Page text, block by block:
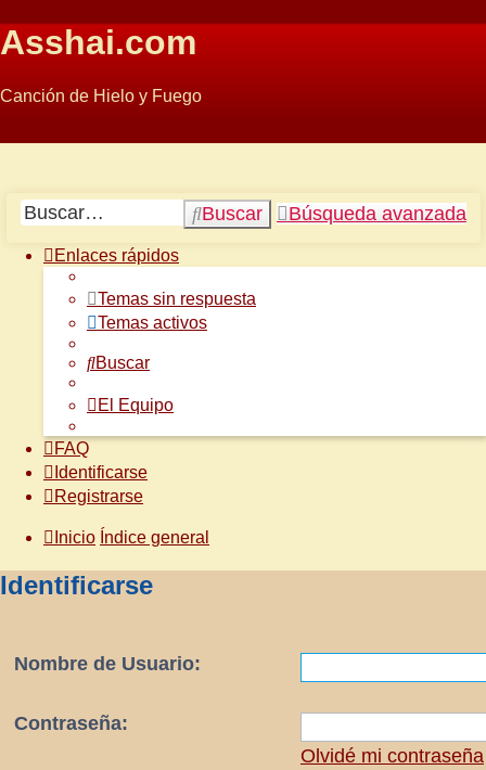
Asshai.com
Canción de Hielo y Fuego
Buscar Búsqueda avanzada
Enlaces rápidos
Temas sin respuesta
Temas activos
Buscar
El Equipo
FAQ
Identificarse
Registrarse
Inicio Índice general
Identificarse
Nombre de Usuario:
Contraseña:
Olvidé mi contraseña